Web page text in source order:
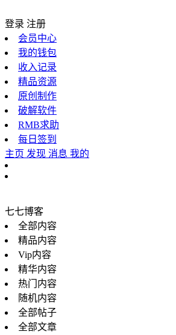
登录 注册
会员中心
我的钱包
收入记录
精品资源
原创制作
破解软件
RMB求助
每日签到
主页 发现 消息 我的
七七博客
全部内容
精品内容
Vip内容
精华内容
热门内容
随机内容
全部帖子
全部文章